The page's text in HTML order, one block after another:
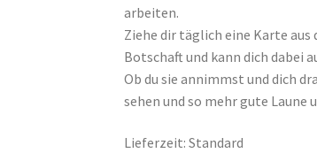
arbeiten.
Ziehe dir täglich eine Karte
Botschaft und kann dich dabei
Ob du sie annimmst und dich
sehen und so mehr gute Laune
Lieferzeit:Standard